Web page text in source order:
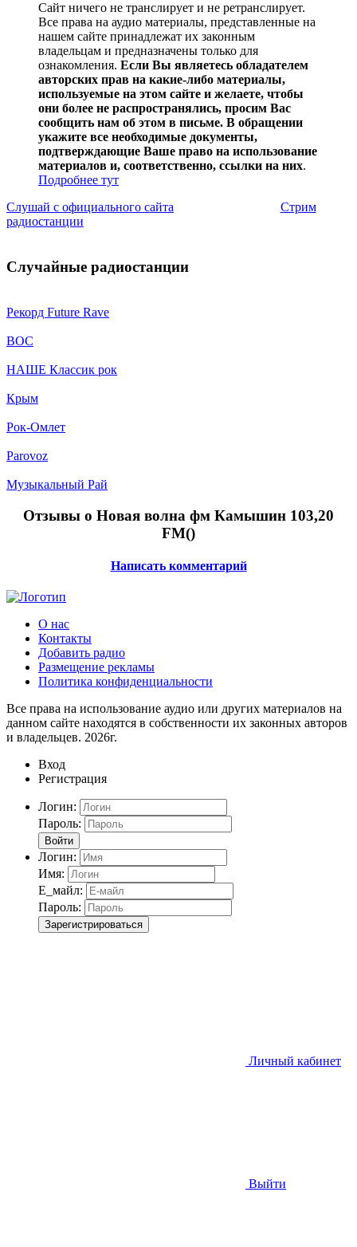
Сайт ничего не транслирует и не ретранслирует.
Все права на аудио материалы, представленные на
нашем сайте принадлежат их законным
владельцам и предназначены только для
ознакомления. Если Вы являетесь обладателем
авторских прав на какие-либо материалы,
используемые на этом сайте и желаете, чтобы
они более не распространялись, просим Вас
сообщить нам об этом в письме. В обращении
укажите все необходимые документы,
подтверждающие Ваше право на использование
материалов и, соответственно, ссылки на них.
Подробнее тут
Слушай с официального сайта
Стрим
радиостанции
Случайные радиостанции
Рекорд Future Rave
ВОС
НАШЕ Классик рок
Крым
Рок-Омлет
Parovoz
Музыкальный Рай
Отзывы о Новая волна фм Камышин 103,20
FM()
Написать комментарий
О нас
Контакты
Добавить радио
Размещение рекламы
Политика конфиденциальности
Все права на использование аудио или других материалов на
данном сайте находятся в собственности их законных авторов
и владельцев. 2026г.
Вход
Регистрация
Логин:
Пароль:
Войти
Логин:
Имя:
Е_майл:
Пароль:
Зарегистрироваться
Личный кабинет
Выйти